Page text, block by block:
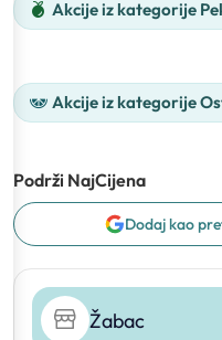
Akcije iz kategorije
Akcije iz kategorije
Podrži NajCijena
Dodaj kao
Žabac